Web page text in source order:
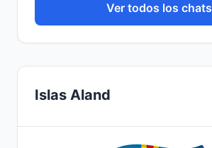
Ver todos los chats
Islas Aland